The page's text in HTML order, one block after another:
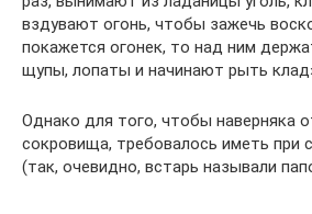
вздувают огонь, чтобы зажечь
покажется огонек, то над ним
щупы, лопаты и начинают рыть
Однако для того, чтобы наверняка
сокровища, требовалось иметь при
(так, очевидно, встарь называли